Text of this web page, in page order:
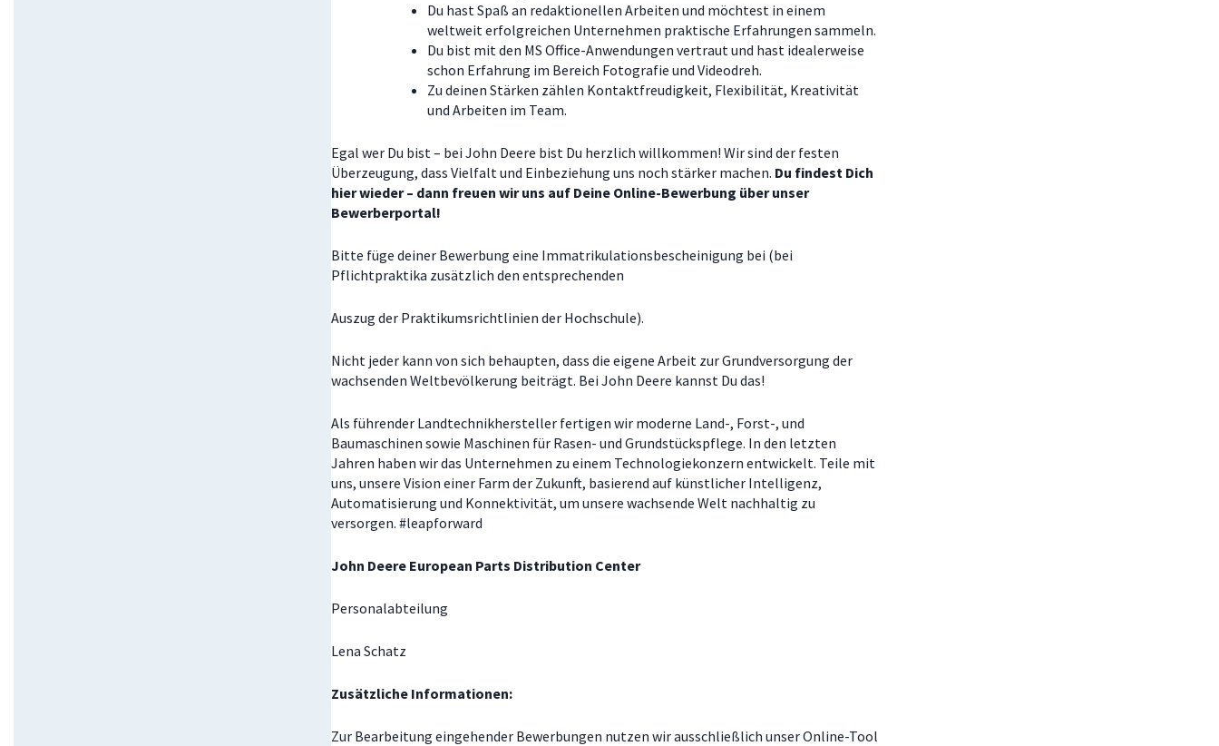
Du hast Spaß an redaktionellen Arbeiten und möchtest in einem
weltweit erfolgreichen Unternehmen praktische Erfahrungen sammeln.
Du bist mit den MS Office-Anwendungen vertraut und hast idealerweise
schon Erfahrung im Bereich Fotografie und Videodreh.
Zu deinen Stärken zählen Kontaktfreudigkeit, Flexibilität, Kreativität
und Arbeiten im Team.
Egal wer Du bist – bei John Deere bist Du herzlich willkommen! Wir sind der festen
Überzeugung, dass Vielfalt und Einbeziehung uns noch stärker machen. Du findest Dich
hier wieder – dann freuen wir uns auf Deine Online-Bewerbung über unser
Bewerberportal!
Bitte füge deiner Bewerbung eine Immatrikulationsbescheinigung bei (bei
Pflichtpraktika zusätzlich den entsprechenden
Auszug der Praktikumsrichtlinien der Hochschule).
Nicht jeder kann von sich behaupten, dass die eigene Arbeit zur Grundversorgung der
wachsenden Weltbevölkerung beiträgt. Bei John Deere kannst Du das!
Als führender Landtechnikhersteller fertigen wir moderne Land-, Forst-, und
Baumaschinen sowie Maschinen für Rasen- und Grundstückspflege. In den letzten
Jahren haben wir das Unternehmen zu einem Technologiekonzern entwickelt. Teile mit
uns, unsere Vision einer Farm der Zukunft, basierend auf künstlicher Intelligenz,
Automatisierung und Konnektivität, um unsere wachsende Welt nachhaltig zu
versorgen. #leapforward
John Deere European Parts Distribution Center
Personalabteilung
Lena Schatz
Zusätzliche Informationen:
Zur Bearbeitung eingehender Bewerbungen nutzen wir ausschließlich unser Online-Tool